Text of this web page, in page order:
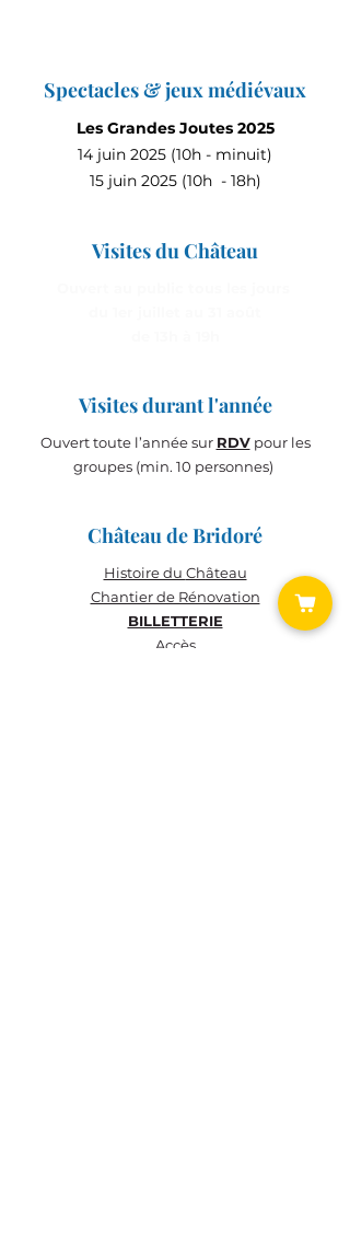
Spectacles & jeux médiévaux
Les Grandes Joutes 2025
14 juin 2025 (10h - minuit)
15 juin 2025 (10h - 18h)
Visites du Château
Visites durant l'année
Ouvert toute l’année sur RDVpour les
groupes (min. 10 personnes)
Château de Bridoré
Histoire du Château
Chantier de Rénovation
BILLETTERIE
Accès